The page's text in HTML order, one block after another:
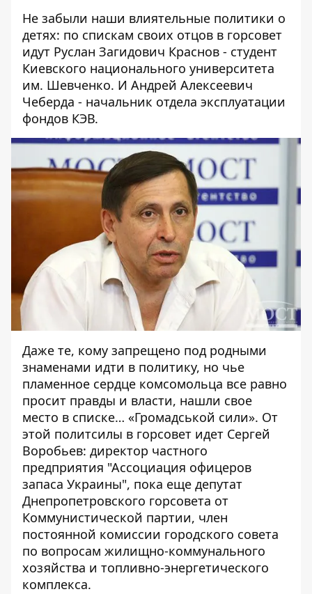
Не забыли наши влиятельные политики о
детях: по спискам своих отцов в горсовет
идут Руслан Загидович Краснов - студент
Киевского национального университета
им. Шевченко. И Андрей Алексеевич
Чеберда - начальник отдела эксплуатации
фондов КЭВ.
Даже те, кому запрещено под родными
знаменами идти в политику, но чье
пламенное сердце комсомольца все равно
просит правды и власти, нашли свое
место в списке… «Громадськой сили». От
этой политсилы в горсовет идет Сергей
Воробьев: директор частного
предприятия "Ассоциация офицеров
запаса Украины", пока еще депутат
Днепропетровского горсовета от
Коммунистической партии, член
постоянной комиссии городского совета
по вопросам жилищно-коммунального
хозяйства и топливно-энергетического
комплекса.